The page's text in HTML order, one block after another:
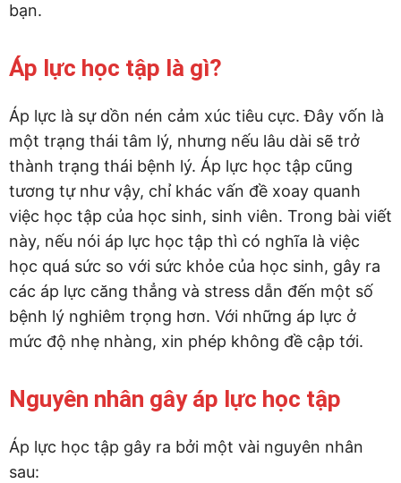
bạn.
Áp lực học tập là gì?
Áp lực là sự dồn nén cảm xúc tiêu cực. Đây vốn là
một trạng thái tâm lý, nhưng nếu lâu dài sẽ trở
thành trạng thái bệnh lý. Áp lực học tập cũng
tương tự như vậy, chỉ khác vấn đề xoay quanh
việc học tập của học sinh, sinh viên. Trong bài viết
này, nếu nói áp lực học tập thì có nghĩa là việc
học quá sức so với sức khỏe của học sinh, gây ra
các áp lực căng thẳng và stress dẫn đến một số
bệnh lý nghiêm trọng hơn. Với những áp lực ở
mức độ nhẹ nhàng, xin phép không đề cập tới.
Nguyên nhân gây áp lực học tập
Áp lực học tập gây ra bởi một vài nguyên nhân
sau: